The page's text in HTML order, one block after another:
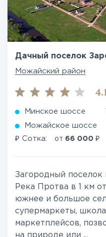
Дачный поселок
Можайский район
Минское шоссе
Можайское шоссе
₽ Сотка: от 66 000 ₽
Загородный поселок
Река Протва в 1 км
южнее и большое
супермаркеты,
маркетплейсов,
на природе или ...